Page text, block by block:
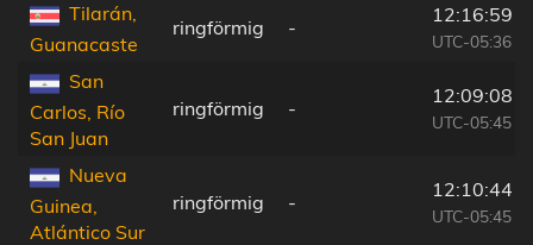
Tilarán,
Guanacaste
ringförmig -
12:16:59
UTC-05:36
San
Carlos, Río
San Juan
ringförmig -
12:09:08
UTC-05:45
Nueva
Guinea,
Atlántico Sur
ringförmig -
12:10:44
UTC-05:45